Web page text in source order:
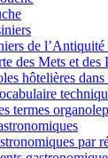
de l’Antiquité
des Mets et des
hôtelières
termes
par